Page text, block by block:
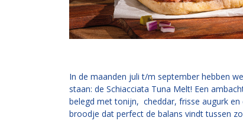
In de maanden juli t/m september hebben
staan: de Schiacciata Tuna Melt! Een
belegd met tonijn, cheddar, frisse augurk en
broodje dat perfect de balans vindt tussen